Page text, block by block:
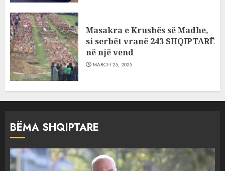
Masakra e Krushës së Madhe,
si serbët vranë 243 SHQIPTARË
në një vend
MARCH 25, 2025
BËMA SHQIPTARE